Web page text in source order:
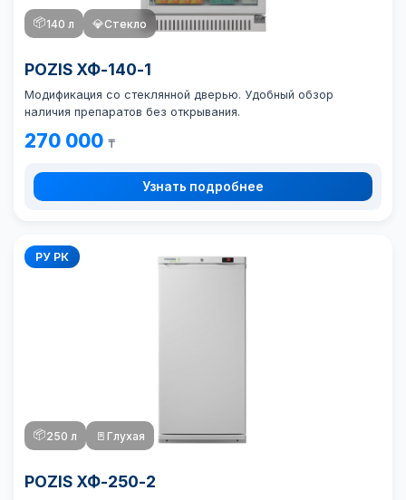
📦140 л 💎Стекло
POZIS ХФ-140-1
Модификация со стеклянной дверью. Удобный обзор
наличия препаратов без открывания.
270 000 ₸
Узнать подробнее
РУ РК
📦250 л 🚪 Глухая
POZIS ХФ-250-2